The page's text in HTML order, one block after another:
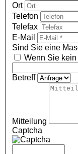
Ort
Telefon
Telefax
E-Mail
Sind Sie eine
Wenn Sie
Betreff
Mitteilung
Captcha